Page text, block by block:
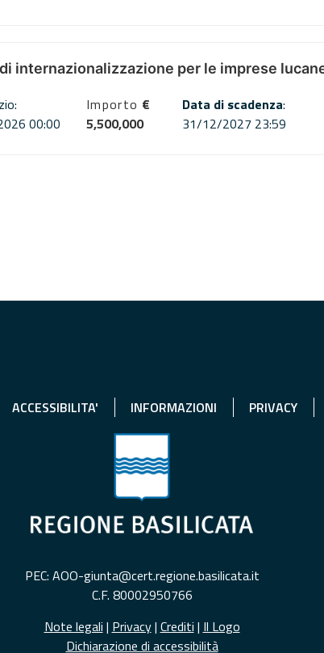
internazionalizzazione per le imprese
00:00
Importo €
5,500,000
Data di scadenza:
31/12/2027 23:59
ACCESSIBILITA' INFORMAZIONI PRIVACY
PEC: AOO-giunta@cert.regione.basilicata.it
C.F. 80002950766
Note legali | Privacy| Crediti | Il Logo
Dichiarazione di accessibilità